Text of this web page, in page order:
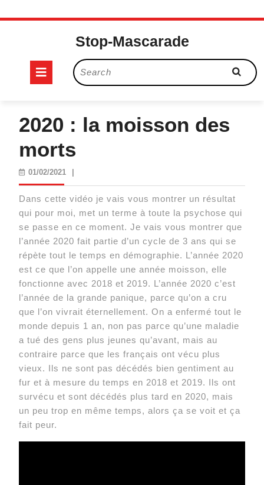
Skip
Stop-Mascarade
Open
Search
for:
2020 : la moisson des
morts
01/02/202101/02/2021
Dans cette vidéo je vais vous montrer un résultat
qui pour moi, met un terme à toute la psychose qui
se passe en ce moment. Je vais vous montrer que
l’année 2020 fait partie d’un cycle de 3 ans qui se
répète tout le temps en démographie. L’année 2020
est ce que l’on appelle une année moisson, elle
fonctionne avec 2018 et 2019. L’année 2020 c’est
l’année de la grande panique, parce qu’on a cru
que l’on vivrait éternellement. On a enfermé tout le
monde depuis 1 an, non pas parce qu’une maladie
a tué des gens plus jeunes qu’avant, mais au
contraire parce que les français ont vécu plus
vieux. Ils ne sont pas décédés bien gentiment au
fur et à mesure du temps en 2018 et 2019. Ils ont
survécu et sont décédés plus tard en 2020, mais
un peu trop en même temps, alors ça se voit et ça
fait peur.